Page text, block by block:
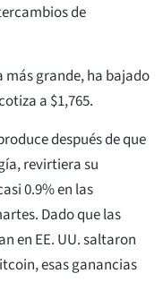
de
grande, ha bajado
a $1,765.
después de que
revirtiera su
0.9% en las
Dado que las
en EE. UU. saltaron
esas ganancias